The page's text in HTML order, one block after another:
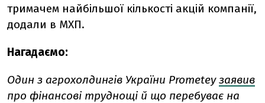
тримачем найбільшої кількості акцій компанії,
додали в МХП.
Нагадаємо:
Один з агрохолдингів України Prometeyзаявив
про фінансові труднощі й що перебуває на